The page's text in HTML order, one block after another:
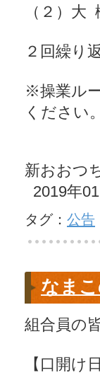
（２）大
２回繰り
※操業ル
ください。
新おおつ
2019年
タグ： 公告
なま
組合員の
【口開け